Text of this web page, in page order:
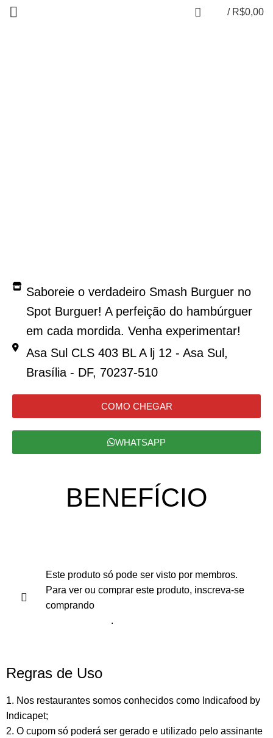
/ R$0,00
Saboreie o verdadeiro Smash Burguer no
Spot Burguer! A perfeição do hambúrguer
em cada mordida. Venha experimentar!
Asa Sul CLS 403 BL A lj 12 - Asa Sul,
Brasília - DF, 70237-510
COMO CHEGAR
WHATSAPP
BENEFÍCIO
Este produto só pode ser visto por membros.
Para ver ou comprar este produto, inscreva-se
comprando
.
Regras de Uso
1. Nos restaurantes somos conhecidos como Indicafood by
Indicapet;
2. O cupom só poderá ser gerado e utilizado pelo assinante